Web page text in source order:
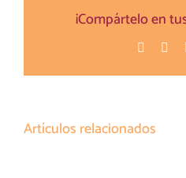
¡Compártelo en
Artículos relacionados